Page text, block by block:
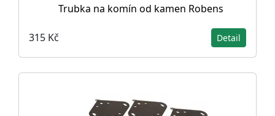
Trubka na komín od kamen Robens
315 Kč Detail